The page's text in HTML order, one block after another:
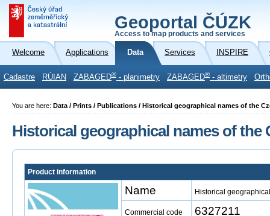
Geoportal ČÚZK
Access to map products and services
Welcome Applications Data Services INSPIRE
Cadastre RÚIAN ZABAGED® - planimetry ZABAGED® - altimetry
You are here: Data / Prints / Publications / Historical geographical names of the
Historical geographical names of the
Product information
Name Historical
Commercial code 6327211